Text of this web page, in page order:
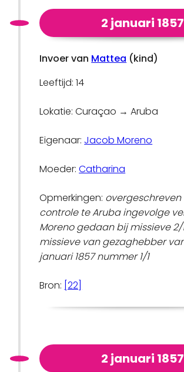
2 januari 1857
Invoer van Mattea (kind)
Leeftijd: 14
Lokatie: Curaçao → Aruba
Eigenaar: Jacob Moreno
Moeder:Catharina
Opmerkingen: overgeschreven
controle te Aruba ingevolge
Moreno gedaan bij missieve 2/
missieve van gezaghebber
januari 1857 nummer 1/1
Bron: [22]
2 januari 1857